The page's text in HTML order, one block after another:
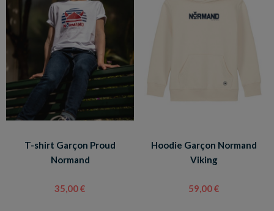
T-shirt Garçon Proud
Normand
35,00 €
Hoodie Garçon Normand
Viking
59,00 €